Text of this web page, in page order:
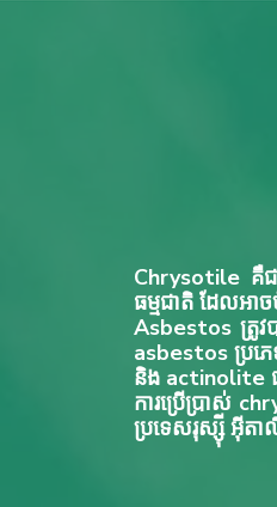
Chrysotile គឺជ
ធម្មជាតិ ដែលអា
Asbestos ត្រូវប
asbestos ប្រ
និង actinolite
ការប្រើប្រាស់
ប្រទេសរុស្ស៊ី អ៊ីត